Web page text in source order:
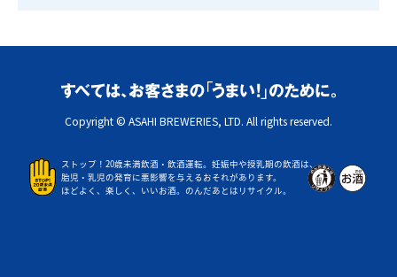
Copyright © ASAHI BREWERIES, LTD. All rights reserved.